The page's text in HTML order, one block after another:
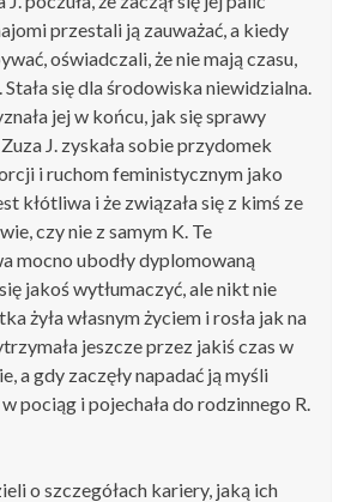
przestali ją zauważać, a kiedy
oświadczali, że nie mają czasu,
się dla środowiska niewidzialna.
jej w końcu, jak się sprawy
J. zyskała sobie przydomek
i ruchom feministycznym jako
kłótliwa i że związała się z kimś ze
czy nie z samym K. Te
mocno ubodły dyplomowaną
jakoś wytłumaczyć, ale nikt nie
żyła własnym życiem i rosła jak na
jeszcze przez jakiś czas w
a gdy zaczęły napadać ją myśli
pociąg i pojechała do rodzinnego R.
o szczegółach kariery, jaką ich